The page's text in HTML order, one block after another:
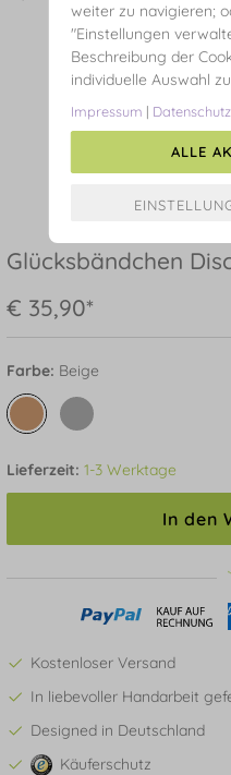
Glücksbändchen
€ 35,90*
Farbe: Beige
Lieferzeit: 1-3 Werktage
In den
Kostenloser Versand
In liebevoller Handarbeit
Designed in Deutschland
Käuferschutz
weiter zu navigieren;
"Einstellungen
Beschreibung der
individuelle Auswahl
Impressum | Datenschutz
ALLE